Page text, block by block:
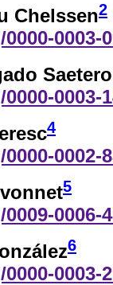
Chelssen2
0003-
0003-
4
0002-
5
0006-
6
0003-